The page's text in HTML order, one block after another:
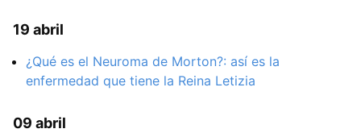
19 abril
¿Qué es el Neuroma de Morton?: así es la
enfermedad que tiene la Reina Letizia
09 abril